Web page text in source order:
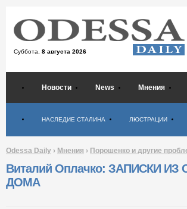
Суббота, 8 августа 2026
Новости News Мнения
НАСЛЕДИЕ СТАЛИНА ЛЮСТРАЦИИ
Odessa Daily › Мнения › Порошенко и другие
Виталий Оплачко: ЗАПИСКИ
ДОМА